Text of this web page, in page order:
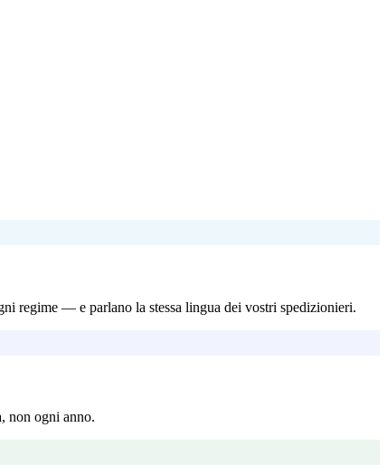
regime — e parlano la stessa lingua dei vostri spedizionieri.
non ogni anno.